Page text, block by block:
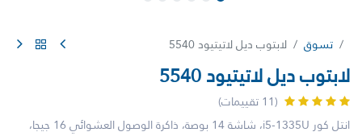
تسوق لابتوب ديل لاتيتيود 5540
لابتوب ديل لاتيتيود 5540
(11 تقييمات)
انتل كور i5-1335U، شاشة 14 بوصة، ذاكرة الوصول العشوائي 16 جيجا،